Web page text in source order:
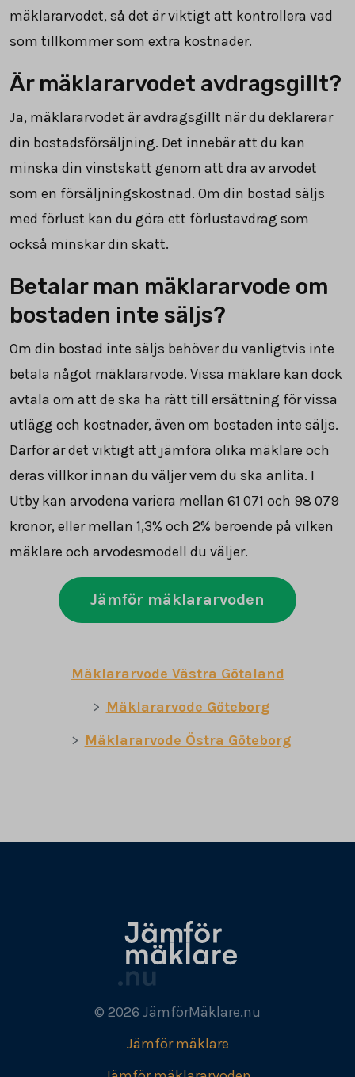
mäklararvodet, så det är viktigt att kontrollera vad
som tillkommer som extra kostnader.
Är mäklararvodet avdragsgillt?
Ja, mäklararvodet är avdragsgillt när du deklarerar
din bostadsförsäljning. Det innebär att du kan
minska din vinstskatt genom att dra av arvodet
som en försäljningskostnad. Om din bostad säljs
med förlust kan du göra ett förlustavdrag som
också minskar din skatt.
Betalar man mäklararvode om
bostaden inte säljs?
Om din bostad inte säljs behöver du vanligtvis inte
betala något mäklararvode. Vissa mäklare kan dock
avtala om att de ska ha rätt till ersättning för vissa
utlägg och kostnader, även om bostaden inte säljs.
Därför är det viktigt att jämföra olika mäklare och
deras villkor innan du väljer vem du ska anlita. I
Utby kan arvodena variera mellan 61 071 och 98 079
kronor, eller mellan 1,3% och 2% beroende på vilken
mäklare och arvodesmodell du väljer.
Jämför mäklararvoden
Mäklararvode Västra Götaland
Mäklararvode Göteborg
Mäklararvode Östra Göteborg
© 2026 JämförMäklare.nu
Jämför mäklare